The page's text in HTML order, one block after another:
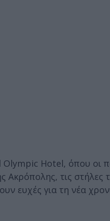
Hotel, όπου οι
τις στήλες
ευχές για τη νέα